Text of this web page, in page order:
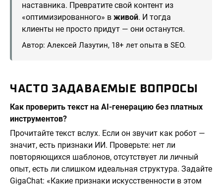
наставника. Превратите свой контент из
«оптимизированного» в живой. И тогда
клиенты не просто придут — они останутся.
Автор: Алексей Лазутин, 18+ лет опыта в SEO.
ЧАСТО ЗАДАВАЕМЫЕ ВОПРОСЫ
Как проверить текст на AI-генерацию без платных
инструментов?
Прочитайте текст вслух. Если он звучит как робот —
значит, есть признаки ИИ. Проверьте: нет ли
повторяющихся шаблонов, отсутствует ли личный
опыт, есть ли слишком идеальная структура. Задайте
GigaChat: «Какие признаки искусственности в этом